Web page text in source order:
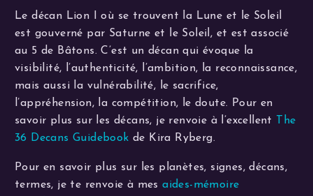
Le décan Lion I où se trouvent la Lune et le Soleil
est gouverné par Saturne et le Soleil, et est associé
au 5 de Bâtons. C’est un décan qui évoque la
visibilité, l’authenticité, l’ambition, la reconnaissance,
mais aussi la vulnérabilité, le sacrifice,
l’appréhension, la compétition, le doute. Pour en
savoir plus sur les décans, je renvoie à l’excellent
The
36 Decans Guidebook de Kira Ryberg.
Pour en savoir plus sur les planètes, signes, décans,
termes, je te renvoie à mesaides-mémoire